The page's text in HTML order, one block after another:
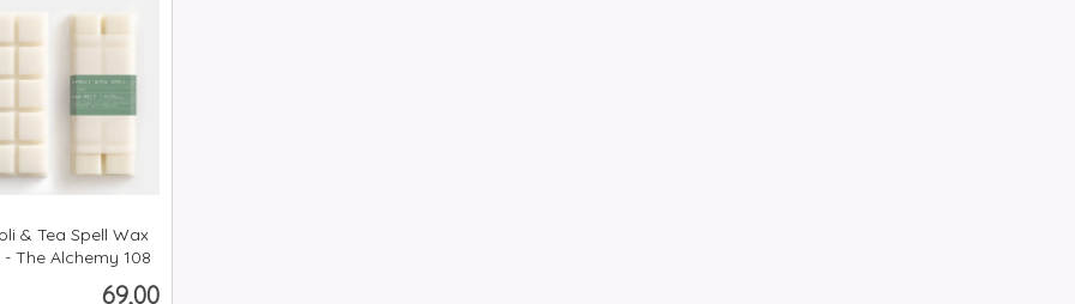
& Tea Spell Wax
- The Alchemy 108
Pris
69,00